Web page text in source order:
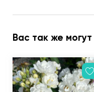
Вас так же